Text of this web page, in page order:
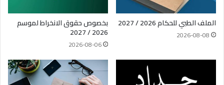
الملف الطبي للحكام 2026 / 2027
2026-08-08
بخصوص حقوق الانخراط لموسم
2026 / 2027
2026-08-06